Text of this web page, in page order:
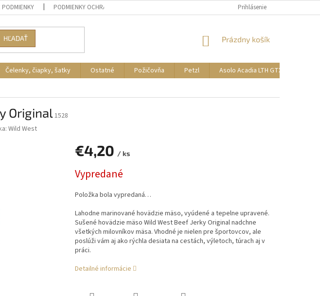
PODMIENKY PODMIENKY OCHRANY OSOBNÝCH ÚDAJOV Prihlásenie
HĽADAŤ
NÁKUPNÝ
Prázdny košík
Čelenky, čiapky, šatky Ostatné Požičovňa Petzl
Asolo Acadia LTH GTX Bunion AV
Original1528
Wild West
€4,20 / ks
cena:
Vypredané
Položka bola vypredaná…
Lahodne marinované hovädzie mäso, vyúdené a tepelne upravené.
Sušené hovädzie mäso Wild West Beef Jerky Original nadchne
všetkých milovníkov mäsa. Vhodné je nielen pre športovcov, ale
poslúži vám aj ako rýchla desiata na cestách, výletoch, túrach aj v
práci.
Detailné informácie